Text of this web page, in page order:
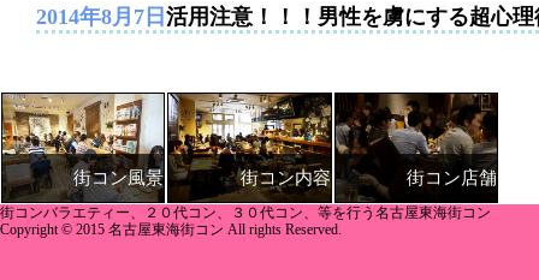
2014年8月7日 活用注意！！！男性を虜にする超心理
街コン風景 街コン内容 街コン店舗
街コンバラエティー、２０代コン、３０代コン、等を行う名古屋東海街コン
Copyright © 2015 名古屋東海街コン All rights Reserved.